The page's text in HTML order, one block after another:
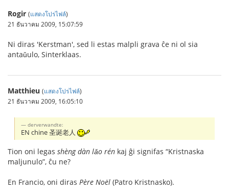
Rogir (แสดงโปรไฟล์)
21 ธันวาคม 2009, 15:07:59
Ni diras 'Kerstman', sed li estas malpli grava ĉe ni ol sia
antaǔulo, Sinterklaas.
Matthieu (แสดงโปรไฟล์)
21 ธันวาคม 2009, 16:05:10
derverwandte:
EN chine 圣诞老人
Tion oni legas shèng dàn lǎo rén kaj ĝi signifas “Kristnaska
maljunulo”, ĉu ne?
En Francio, oni diras Père Noël (Patro Kristnasko).